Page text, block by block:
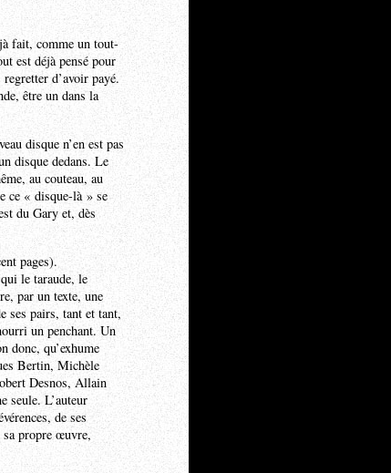
fait, comme un tout-
est déjà pensé pour
d’avoir payé.
être un dans la
disque n’en est pas
disque dedans. Le
au couteau, au
ce « disque-là » se
du Gary et, dès
pages).
le taraude, le
par un texte, une
ses pairs, tant et tant,
un penchant. Un
donc, qu’exhume
Bertin, Michèle
Desnos, Allain
seule. L’auteur
de ses
sa propre œuvre,